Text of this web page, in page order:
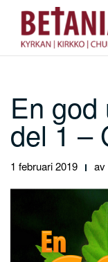
Hoppa
innehåll
En god
del 1 –
1 februari 2019 av